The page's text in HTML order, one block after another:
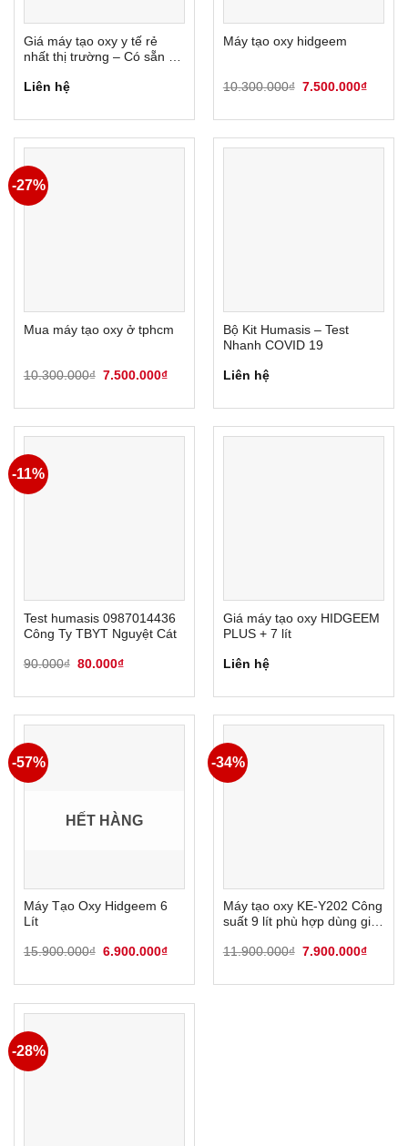
Giá máy tạo oxy y tế rẻ
nhất thị trường – Có sẵn và
Liên hệ
Máy tạo oxy hidgeem
10.300.000₫ Giá
10.300.000₫.
7.500.000₫Giá
là:
-27%
Mua máy tạo oxy ở tphcm
10.300.000₫ Giá
10.300.000₫.
7.500.000₫Giá
là:
Bộ Kit Humasis – Test
Nhanh COVID 19
Liên hệ
-11%
Test humasis 0987014436
Công Ty TBYT Nguyệt Cát
90.000₫ Giá
90.000₫.
80.000₫Giá
là:
Giá máy tạo oxy HIDGEEM
PLUS + 7 lít
Liên hệ
-57%
HẾT HÀNG
Máy Tạo Oxy Hidgeem 6
Lít
15.900.000₫ Giá
15.900.000₫.
6.900.000₫Giá
là:
-34%
Máy tạo oxy KE-Y202 Công
suất 9 lít phù hợp dùng gia
11.900.000₫ Giá
11.900.000₫.
7.900.000₫Giá
là:
-28%